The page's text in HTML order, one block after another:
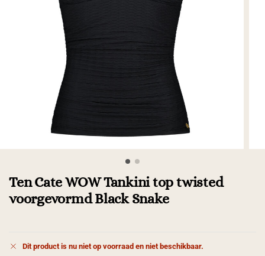
Ten Cate WOW Tankini top twisted
voorgevormd Black Snake
Dit product is nu niet op voorraad en niet beschikbaar.